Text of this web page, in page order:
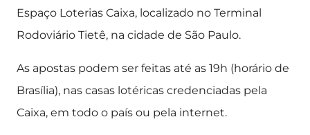
Espaço Loterias Caixa, localizado no Terminal
Rodoviário Tietê, na cidade de São Paulo.
As apostas podem ser feitas até as 19h (horário de
Brasília), nas casas lotéricas credenciadas pela
Caixa, em todo o país ou pela internet.